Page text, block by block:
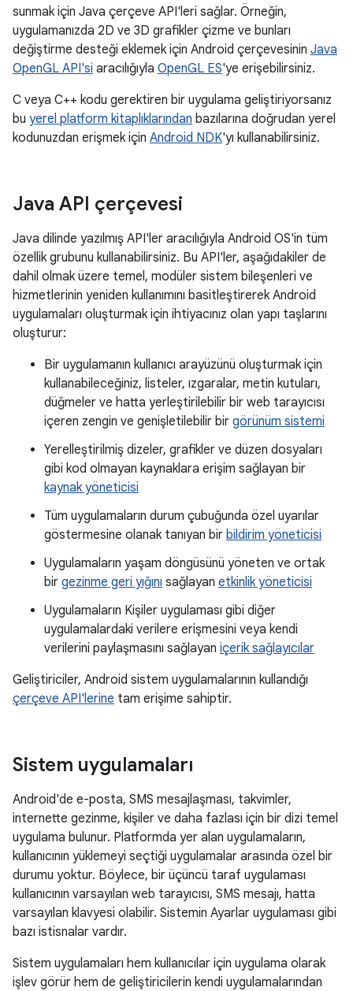
sunmak için Java çerçeve API'leri sağlar. Örneğin,
uygulamanızda 2D ve 3D grafikler çizme ve bunları
değiştirme desteği eklemek için Android çerçevesinin Java
OpenGL API'si aracılığıyla OpenGL ES'ye erişebilirsiniz.
C veya C++ kodu gerektiren bir uygulama geliştiriyorsanız
bu yerel platform kitaplıklarından bazılarına doğrudan yerel
kodunuzdan erişmek için Android NDK'yı kullanabilirsiniz.
Java API çerçevesi
Java dilinde yazılmış API'ler aracılığıyla Android OS'in tüm
özellik grubunu kullanabilirsiniz. Bu API'ler, aşağıdakiler de
dahil olmak üzere temel, modüler sistem bileşenleri ve
hizmetlerinin yeniden kullanımını basitleştirerek Android
uygulamaları oluşturmak için ihtiyacınız olan yapı taşlarını
oluşturur:
Bir uygulamanın kullanıcı arayüzünü oluşturmak için
kullanabileceğiniz, listeler, ızgaralar, metin kutuları,
düğmeler ve hatta yerleştirilebilir bir web tarayıcısı
içeren zengin ve genişletilebilir bir görünüm sistemi
Yerelleştirilmiş dizeler, grafikler ve düzen dosyaları
gibi kod olmayan kaynaklara erişim sağlayan bir
kaynak yöneticisi
Tüm uygulamaların durum çubuğunda özel uyarılar
göstermesine olanak tanıyan bir bildirim yöneticisi
Uygulamaların yaşam döngüsünü yöneten ve ortak
bir gezinme geri yığını sağlayan etkinlik yöneticisi
Uygulamaların Kişiler uygulaması gibi diğer
uygulamalardaki verilere erişmesini veya kendi
verilerini paylaşmasını sağlayan içerik sağlayıcılar
Geliştiriciler, Android sistem uygulamalarının kullandığı
çerçeve API'lerine tam erişime sahiptir.
Sistem uygulamaları
Android'de e-posta, SMS mesajlaşması, takvimler,
internette gezinme, kişiler ve daha fazlası için bir dizi temel
uygulama bulunur. Platformda yer alan uygulamaların,
kullanıcının yüklemeyi seçtiği uygulamalar arasında özel bir
durumu yoktur. Böylece, bir üçüncü taraf uygulaması
kullanıcının varsayılan web tarayıcısı, SMS mesajı, hatta
varsayılan klavyesi olabilir. Sistemin Ayarlar uygulaması gibi
bazı istisnalar vardır.
Sistem uygulamaları hem kullanıcılar için uygulama olarak
işlev görür hem de geliştiricilerin kendi uygulamalarından